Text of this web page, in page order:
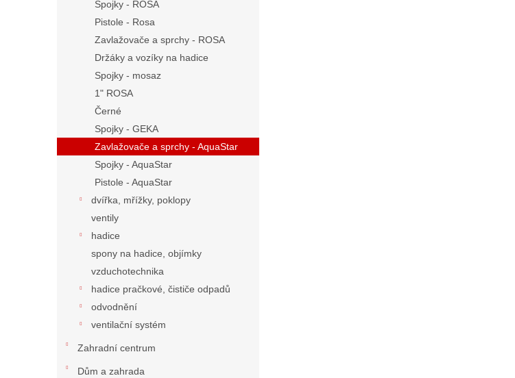
Spojky - ROSA
Pistole - Rosa
Zavlažovače a sprchy - ROSA
Držáky a vozíky na hadice
Spojky - mosaz
1" ROSA
Černé
Spojky - GEKA
Zavlažovače a sprchy - AquaStar
Spojky - AquaStar
Pistole - AquaStar
dvířka, mřížky, poklopy
ventily
hadice
spony na hadice, objímky
vzduchotechnika
hadice pračkové, čističe odpadů
odvodnění
ventilační systém
Zahradní centrum
Dům a zahrada